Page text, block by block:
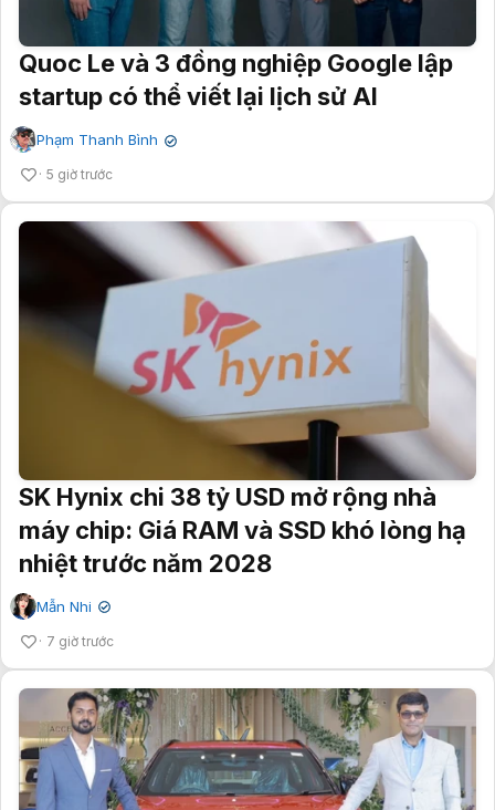
Quoc Le và 3 đồng nghiệp Google lập
startup có thể viết lại lịch sử AI
Phạm Thanh Bình ✔
5 giờ trước
SK Hynix chi 38 tỷ USD mở rộng nhà
máy chip: Giá RAM và SSD khó lòng hạ
nhiệt trước năm 2028
Mẫn Nhi ✔
7 giờ trước